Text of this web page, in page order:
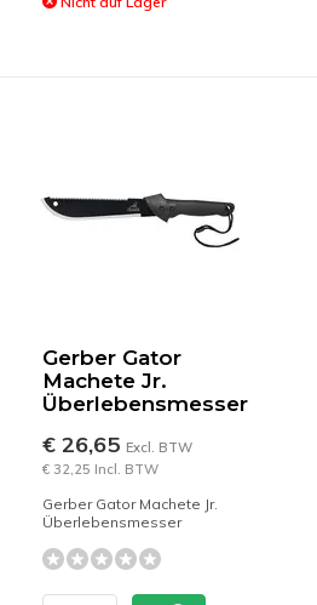
Gerber Gator
Machete Jr.
Überlebensmesser
€ 26,65 Excl. BTW
€ 32,25 Incl. BTW
Gerber Gator Machete Jr.
Überlebensmesser